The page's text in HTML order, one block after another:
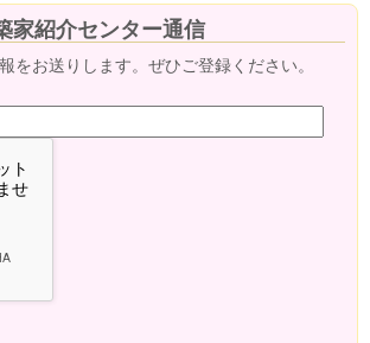
家紹介センター通信
をお送りします。ぜひご登録ください。